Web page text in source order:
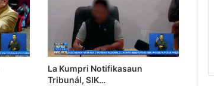
La Kumpri Notifikasaun
Tribunál, SIK…